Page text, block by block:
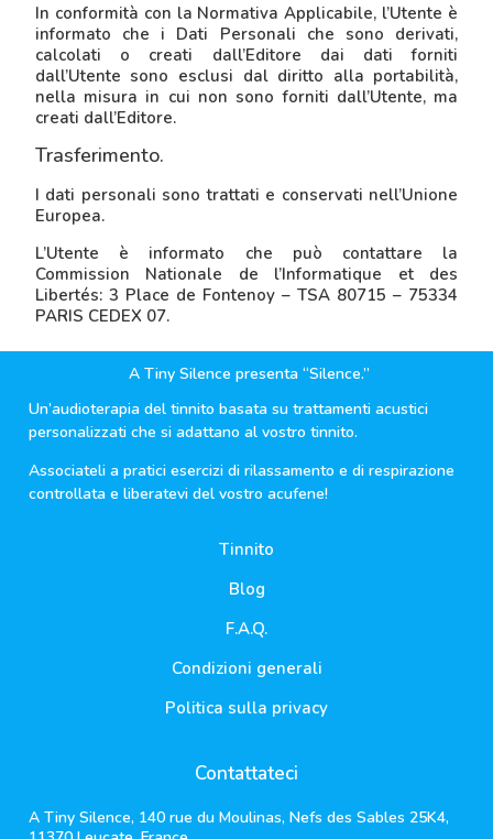
In conformità con la Normativa Applicabile, l’Utente è
informato che i Dati Personali che sono derivati,
calcolati o creati dall’Editore dai dati forniti
dall’Utente sono esclusi dal diritto alla portabilità,
nella misura in cui non sono forniti dall’Utente, ma
creati dall’Editore.
Trasferimento.
I dati personali sono trattati e conservati nell’Unione
Europea.
L’Utente è informato che può contattare la
Commission Nationale de l’Informatique et des
Libertés: 3 Place de Fontenoy – TSA 80715 – 75334
PARIS CEDEX 07.
A Tiny Silence presenta “Silence.”
Un’audioterapia del tinnito basata su trattamenti acustici
personalizzati che si adattano al vostro tinnito.
Associateli a pratici esercizi di rilassamento e di respirazione
controllata e liberatevi del vostro acufene!
Tinnito
Blog
F.A.Q.
Condizioni generali
Politica sulla privacy
Contattateci
A Tiny Silence, 140 rue du Moulinas, Nefs des Sables 25K4,